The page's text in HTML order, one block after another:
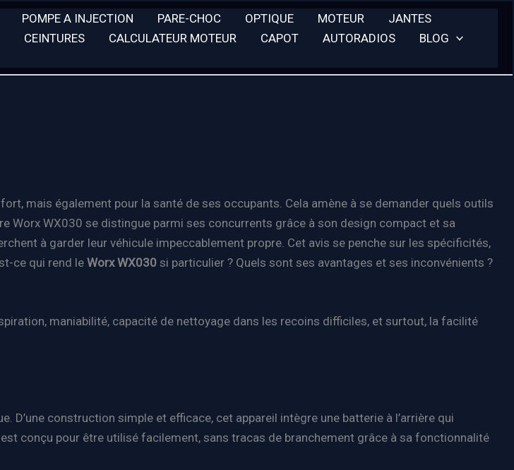
POMPE A INJECTION PARE-CHOC OPTIQUE MOTEUR
JANTES
CEINTURES CALCULATEUR MOTEUR CAPOT AUTORADIOS
BLOG
mais également pour la santé de ses occupants. Cela amène à se demander quels outils
Worx WX030 se distingue parmi ses concurrents grâce à son design compact et sa
à garder leur véhicule impeccablement propre. Cet avis se penche sur les spécificités,
ce qui rend le Worx WX030 si particulier ? Quels sont ses avantages et ses inconvénients ?
maniabilité, capacité de nettoyage dans les recoins difficiles, et surtout, la facilité
D’une construction simple et efficace, cet appareil intègre une batterie à l’arrière qui
conçu pour être utilisé facilement, sans tracas de branchement grâce à sa fonctionnalité